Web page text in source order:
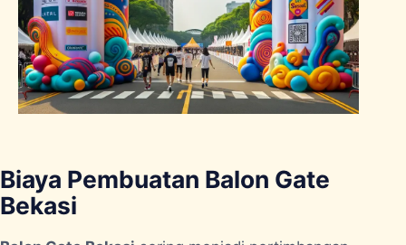
Biaya Pembuatan Balon Gate
Bekasi